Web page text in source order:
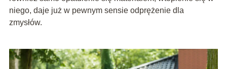
niego, daje już w pewnym sensie odprężenie dla
zmysłów.